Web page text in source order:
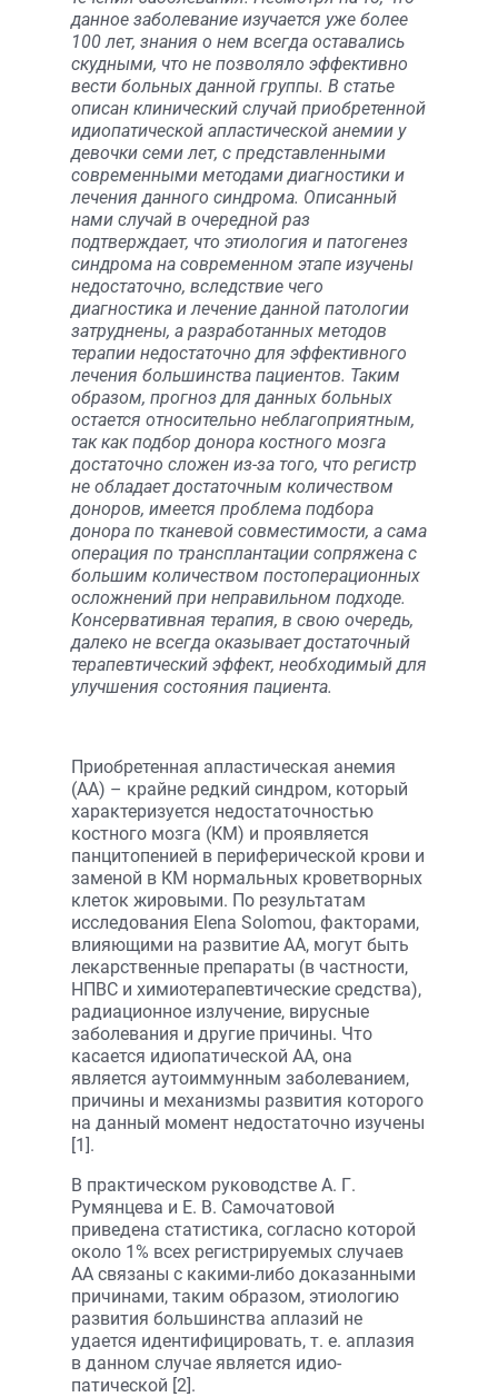
данное заболевание изучается уже более
100 лет, знания о нем всегда оставались
скудными, что не позволяло эффективно
вести больных данной группы. В статье
описан клинический случай приобретенной
идиопатической апластической анемии у
девочки семи лет, с представленными
современными методами диагностики и
лечения данного синдрома. Описанный
нами случай в очередной раз
подтверждает, что этиология и патогенез
синдрома на современном этапе изучены
недостаточно, вследствие чего
диагностика и лечение данной патологии
затруднены, а разработанных методов
терапии недостаточно для эффективного
лечения большинства пациентов. Таким
образом, прогноз для данных больных
остается относительно неблагоприятным,
так как подбор донора костного мозга
достаточно сложен из-за того, что регистр
не обладает достаточным количеством
доноров, имеется проблема подбора
донора по тканевой совместимости, а сама
операция по трансплантации сопряжена с
большим количеством постоперационных
осложнений при неправильном подходе.
Консервативная терапия, в свою оче­редь,
далеко не всегда оказывает достаточный
терапевтический эффект, необходимый для
улучшения состояния пациента.
Приобретенная апластическая анемия
(АА) – крайне редкий синдром, который
характеризуется недостаточностью
костного мозга (КМ) и проявляется
панцитопенией в периферической крови и
заменой в КМ нормальных кроветворных
клеток жировыми. По результатам
исследования Elena Solomou, факторами,
влияющими на развитие АА, могут быть
лекарственные препараты (в частности,
НПВС и химиотерапевтические средства),
радиационное излучение, вирусные
заболевания и другие причины. Что
касается идиопатической АА, она
является аутоиммунным заболеванием,
причины и механизмы развития которого
на данный момент недостаточно изучены
[1].
В практическом руководстве А. Г.
Румянцева и Е. В. Самочатовой
приведена статистика, согласно которой
около 1% всех регистрируемых случаев
АА связаны с какими-либо доказанными
причинами, таким образом, этиологию
развития большинства аплазий не
удается идентифицировать, т. е. аплазия
в данном случае является идио-
патической [2].